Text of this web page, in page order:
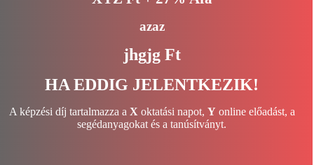
azaz
jhgjg Ft
HA EDDIG JELENTKEZIK!
A képzési díj tartalmazza a X oktatási napot, Yonline előadást, a
segédanyagokat és a tanúsítványt.